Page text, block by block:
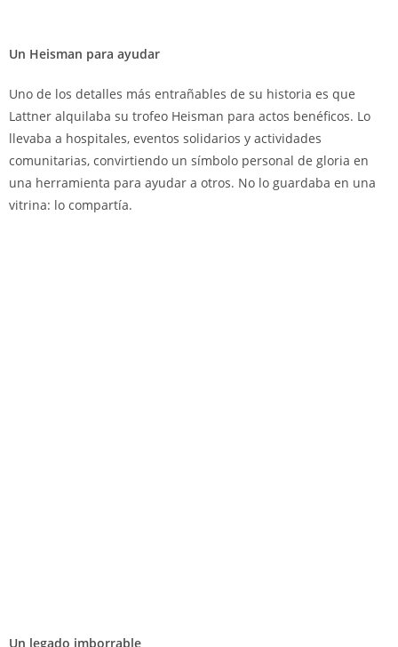
Un Heisman para ayudar
Uno de los detalles más entrañables de su historia es que
Lattner alquilaba su trofeo Heisman para actos benéficos. Lo
llevaba a hospitales, eventos solidarios y actividades
comunitarias, convirtiendo un símbolo personal de gloria en
una herramienta para ayudar a otros. No lo guardaba en una
vitrina: lo compartía.
Un legado imborrable